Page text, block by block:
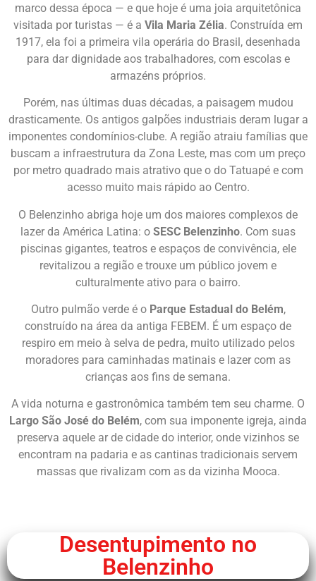
marco dessa época — e que hoje é uma joia arquitetônica
visitada por turistas — é a Vila Maria Zélia. Construída em
1917, ela foi a primeira vila operária do Brasil, desenhada
para dar dignidade aos trabalhadores, com escolas e
armazéns próprios.
Porém, nas últimas duas décadas, a paisagem mudou
drasticamente. Os antigos galpões industriais deram lugar a
imponentes condomínios-clube. A região atraiu famílias que
buscam a infraestrutura da Zona Leste, mas com um preço
por metro quadrado mais atrativo que o do Tatuapé e com
acesso muito mais rápido ao Centro.
O Belenzinho abriga hoje um dos maiores complexos de
lazer da América Latina: o SESC Belenzinho. Com suas
piscinas gigantes, teatros e espaços de convivência, ele
revitalizou a região e trouxe um público jovem e
culturalmente ativo para o bairro.
Outro pulmão verde é o Parque Estadual do Belém,
construído na área da antiga FEBEM. É um espaço de
respiro em meio à selva de pedra, muito utilizado pelos
moradores para caminhadas matinais e lazer com as
crianças aos fins de semana.
A vida noturna e gastronômica também tem seu charme. O
Largo São José do Belém, com sua imponente igreja, ainda
preserva aquele ar de cidade do interior, onde vizinhos se
encontram na padaria e as cantinas tradicionais servem
massas que rivalizam com as da vizinha Mooca.
Desentupimento no
Belenzinho